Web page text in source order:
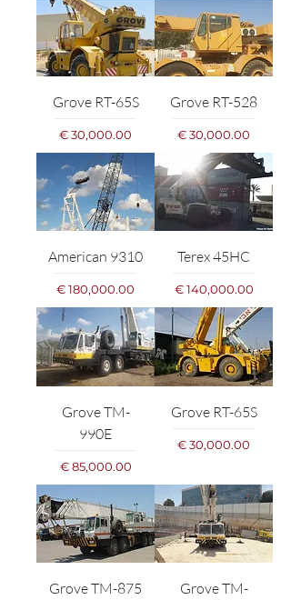
Grove RT-528
מחיר
Grove RT-65S
מחיר
Terex 45HC
מחיר
American 9310
מחיר
Grove RT-65S
מחיר
Grove TM-
990E
מחיר
Grove TM-
Grove TM-875